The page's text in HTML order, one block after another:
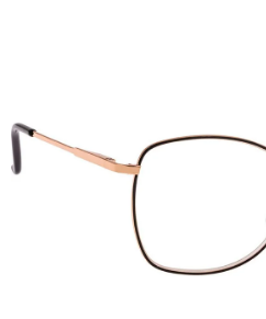
hvězdiček.